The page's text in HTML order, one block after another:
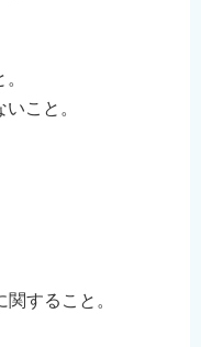
こと。
すること。